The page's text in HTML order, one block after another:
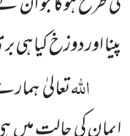
پینا اور دوزخ کیاہی
اللّٰہتعالیٰ